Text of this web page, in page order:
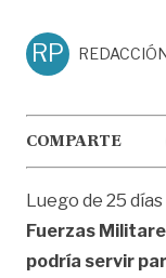
RP
COMPARTE
Luego de 25 días
Fuerzas
podría servir